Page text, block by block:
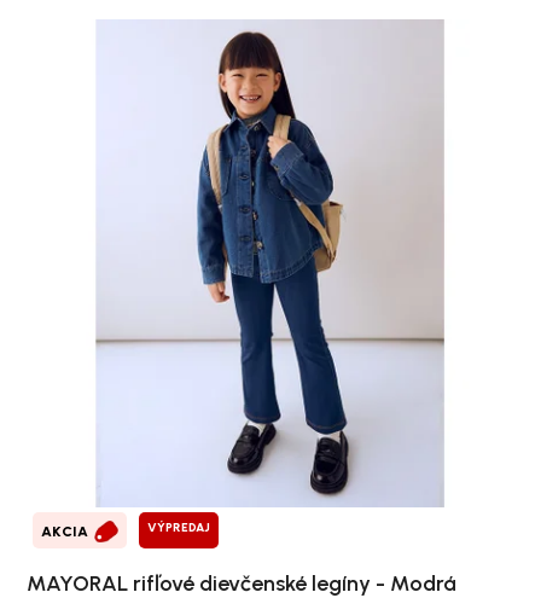
AKCIA VÝPREDAJ
MAYORAL rifľové dievčenské legíny - Modrá